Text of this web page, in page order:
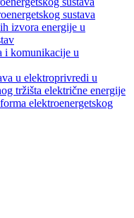
sustava
izvora energije u
i komunikacije u
u elektroprivredi u
tržišta električne energije
elektroenergetskog